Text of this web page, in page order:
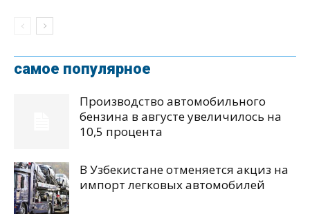
самое популярное
Производство автомобильного
бензина в августе увеличилось на
10,5 процента
В Узбекистане отменяется акциз на
импорт легковых автомобилей